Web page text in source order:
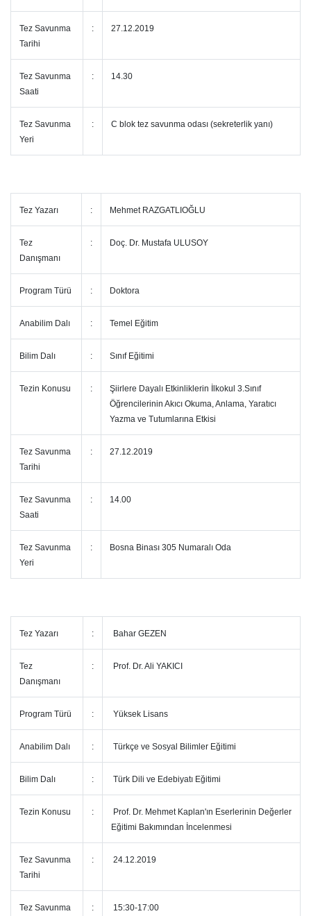
Tez Savunma
Tarihi
: 27.12.2019
Tez Savunma
Saati
: 14.30
Tez Savunma
Yeri
: C blok tez savunma odası (sekreterlik yanı)
Tez Yazarı : Mehmet RAZGATLIOĞLU
Tez
Danışmanı
: Doç. Dr. Mustafa ULUSOY
Program Türü : Doktora
Anabilim Dalı : Temel Eğitim
Bilim Dalı : Sınıf Eğitimi
Tezin Konusu :
Şiirlere Dayalı Etkinliklerin İlkokul 3.Sınıf
Öğrencilerinin Akıcı Okuma, Anlama, Yaratıcı
Yazma ve Tutumlarına Etkisi
Tez Savunma
Tarihi
: 27.12.2019
Tez Savunma
Saati
: 14.00
Tez Savunma
Yeri
: Bosna Binası 305 Numaralı Oda
Tez Yazarı : Bahar GEZEN
Tez
Danışmanı
: Prof. Dr. Ali YAKICI
Program Türü : Yüksek Lisans
Anabilim Dalı : Türkçe ve Sosyal Bilimler Eğitimi
Bilim Dalı : Türk Dili ve Edebiyatı Eğitimi
Tezin Konusu :
Prof. Dr. Mehmet Kaplan'ın Eserlerinin Değerler
Eğitimi Bakımından İncelenmesi
Tez Savunma
Tarihi
: 24.12.2019
Tez Savunma
: 15:30-17:00